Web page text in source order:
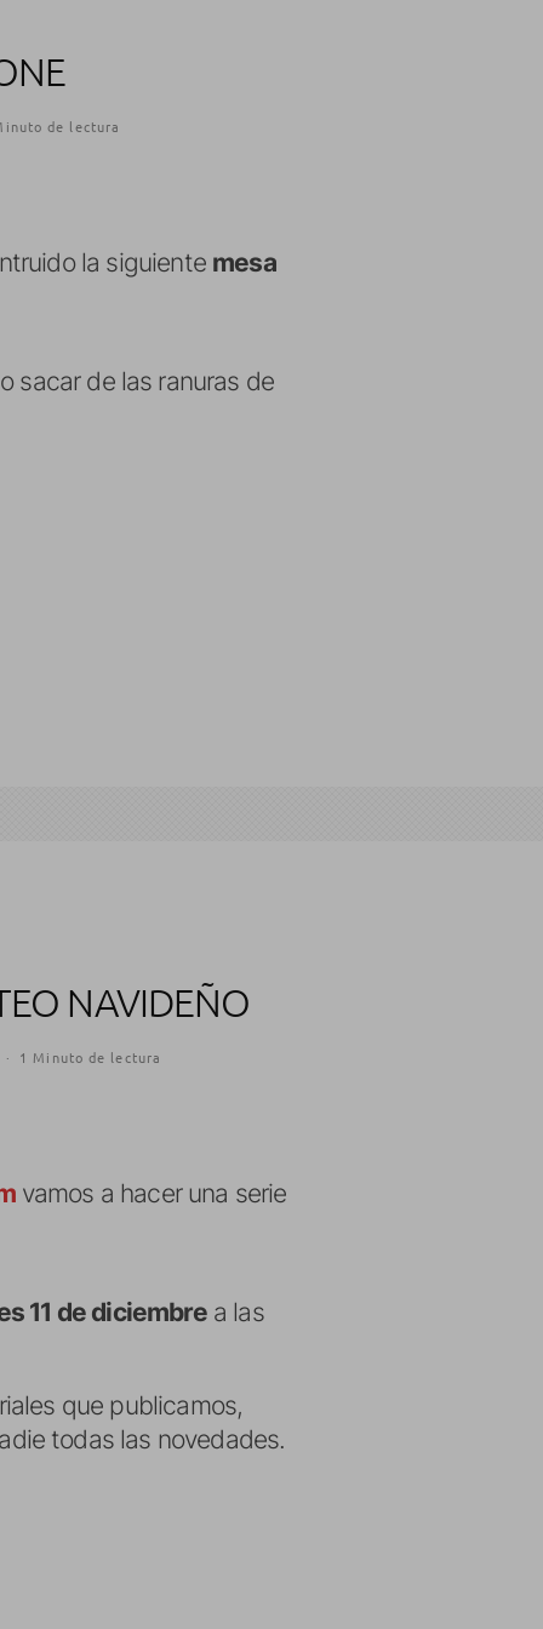
de lectura
la siguiente mesa
sacar de las ranuras de
NAVIDEÑO
· 1 Minuto de lectura
vamos a hacer una serie
11 de diciembrea las
que publicamos,
todas las novedades.